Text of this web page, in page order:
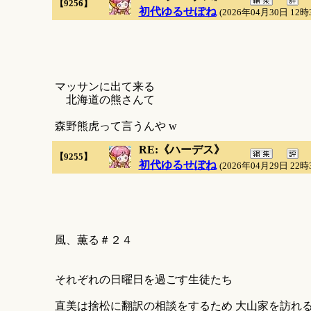
【9256】
初代ゆるせぽね (2026年04月30日 12時
マッサンに出て来る
北海道の熊さんて
森野熊虎って言うんや w
【9255】
RE:《ハーデス》
初代ゆるせぽね (2026年04月29日 22時
風、薫る＃２４
それぞれの日曜日を過ごす生徒たち
直美は捨松に翻訳の相談をするため 大山家を訪れる